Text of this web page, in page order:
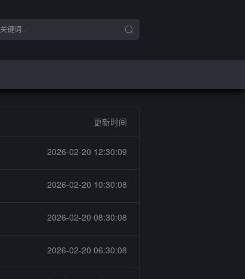
更新时间
2026-02-20 12:30:09
2026-02-20 10:30:08
2026-02-20 08:30:08
2026-02-20 06:30:08